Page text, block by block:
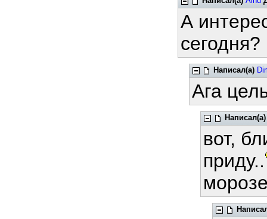
А
сегодня?
Написал(а)
Ага
Написал(а)
вот,
приду..